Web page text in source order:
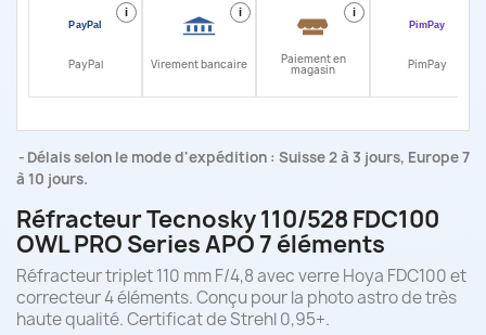
i
PayPal
i
Virement bancaire
i
Paiement en
magasin PimPay
Délais selon le mode d'expédition : Suisse 2 à 3 jours, Europe 7
à 10 jours.
Réfracteur Tecnosky 110/528 FDC100
OWL PRO Series APO 7 éléments
Réfracteur triplet 110 mm F/4,8 avec verre Hoya FDC100 et
correcteur 4 éléments. Conçu pour la photo astro de très
haute qualité. Certificat de Strehl 0,95+.